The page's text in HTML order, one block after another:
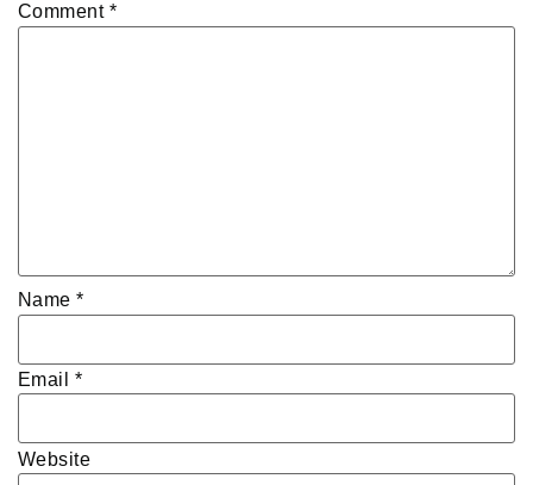
Comment *
Name*
Email *
Website